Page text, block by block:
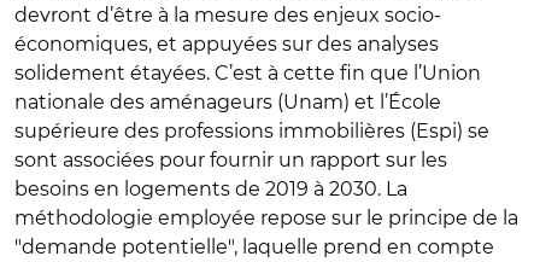
devront d’être à la mesure des enjeux socio-
économiques, et appuyées sur des analyses
solidement étayées. C’est à cette fin que l’Union
nationale des aménageurs (Unam) et l’École
supérieure des professions immobilières (Espi) se
sont associées pour fournir un rapport sur les
besoins en logements de 2019 à 2030. La
méthodologie employée repose sur le principe de la
"demande potentielle", laquelle prend en compte